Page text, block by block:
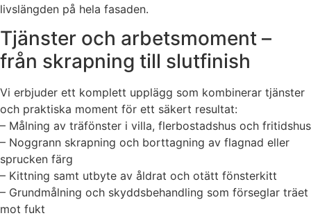
livslängden på hela fasaden.
Tjänster och arbetsmoment –
från skrapning till slutfinish
Vi erbjuder ett komplett upplägg som kombinerar tjänster
och praktiska moment för ett säkert resultat:
– Målning av träfönster i villa, flerbostadshus och fritidshus
– Noggrann skrapning och borttagning av flagnad eller
sprucken färg
– Kittning samt utbyte av åldrat och otätt fönsterkitt
– Grundmålning och skyddsbehandling som förseglar träet
mot fukt